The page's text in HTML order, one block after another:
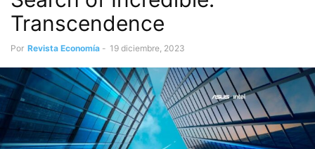
Transcendence
Por Revista Economía - 19 diciembre, 2023